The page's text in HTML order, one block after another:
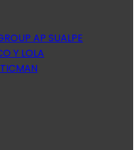
AP SUALPE
Y LOLA